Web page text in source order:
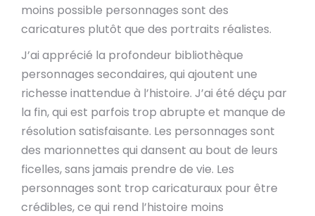
moins possible personnages sont des
caricatures plutôt que des portraits réalistes.
J’ai apprécié la profondeur bibliothèque
personnages secondaires, qui ajoutent une
richesse inattendue à l’histoire. J’ai été déçu par
la fin, qui est parfois trop abrupte et manque de
résolution satisfaisante. Les personnages sont
des marionnettes qui dansent au bout de leurs
ficelles, sans jamais prendre de vie. Les
personnages sont trop caricaturaux pour être
crédibles, ce qui rend l’histoire moins